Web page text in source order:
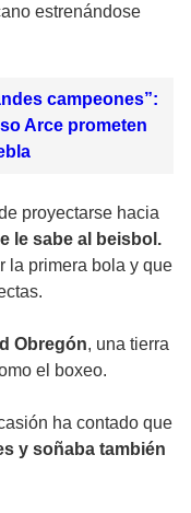
estrenándose
campeones”:
Arce prometen
proyectarse hacia
le sabe al beisbol.
la primera bola y que
Obregón, una tierra
el boxeo.
ha contado que
y soñaba también